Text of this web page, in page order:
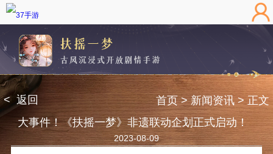
< 返回 首页 > 新闻资讯> 正文
大事件！《扶摇一梦》非遗联动企划正式启动！
2023-08-09